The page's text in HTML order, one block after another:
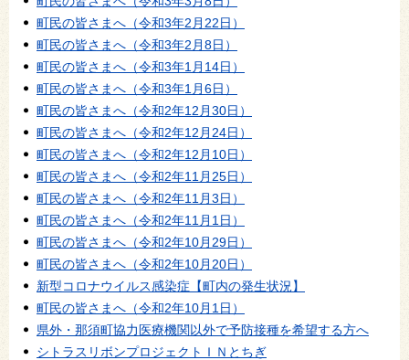
町民の皆さまへ（令和3年2月22日）
町民の皆さまへ（令和3年2月8日）
町民の皆さまへ（令和3年1月14日）
町民の皆さまへ（令和3年1月6日）
町民の皆さまへ（令和2年12月30日）
町民の皆さまへ（令和2年12月24日）
町民の皆さまへ（令和2年12月10日）
町民の皆さまへ（令和2年11月25日）
町民の皆さまへ（令和2年11月3日）
町民の皆さまへ（令和2年11月1日）
町民の皆さまへ（令和2年10月29日）
町民の皆さまへ（令和2年10月20日）
新型コロナウイルス感染症【町内の発生状況】
町民の皆さまへ（令和2年10月1日）
県外・那須町協力医療機関以外で予防接種を希望する方へ
シトラスリボンプロジェクトＩＮとちぎ